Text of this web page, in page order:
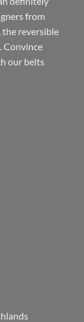
from
reversible
Convince
our belts